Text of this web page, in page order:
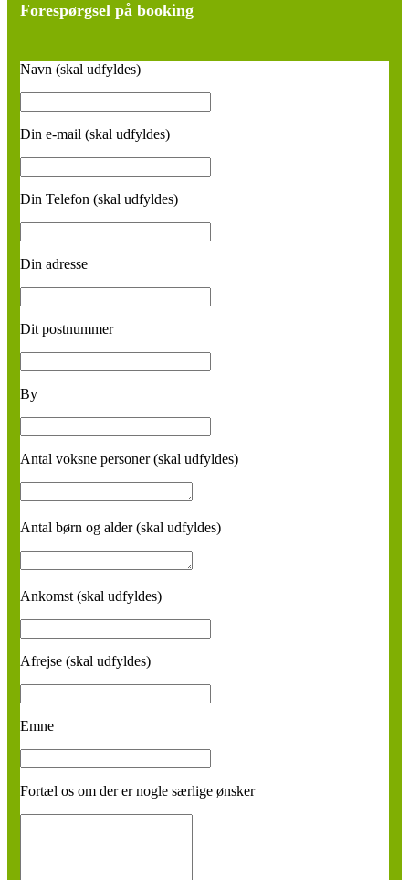
Forespørgsel på booking
Navn (skal udfyldes)
Din e-mail (skal udfyldes)
Din Telefon (skal udfyldes)
Din adresse
Dit postnummer
By
Antal voksne personer (skal udfyldes)
Antal børn og alder (skal udfyldes)
Ankomst (skal udfyldes)
Afrejse (skal udfyldes)
Emne
Fortæl os om der er nogle særlige ønsker